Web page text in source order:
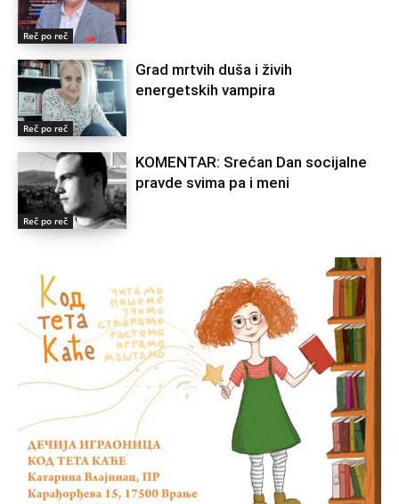
Reč po reč
Reč po reč
Grad mrtvih duša i živih
energetskih vampira
Reč po reč
KOMENTAR: Srećan Dan socijalne
pravde svima pa i meni